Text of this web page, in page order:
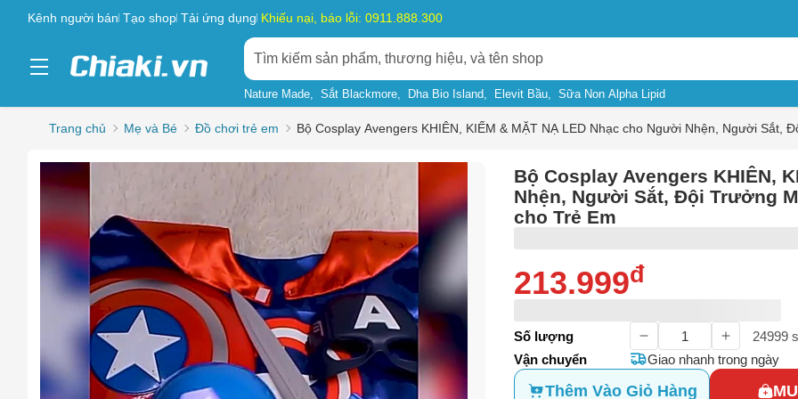
Kênh người bán Tạo shop Tải ứng dụng Khiếu nại, báo lỗi: 0911.888.300
Nature Made Sắt Blackmore Dha Bio Island Elevit Bầu Sữa Non Alpha Lipid
Trang chủ Mẹ và Bé Đồ chơi trẻ em Bộ Cosplay Avengers KHIÊN, KIẾM & MẶT NẠ LED Nhạc cho Người Nhện, Người Sắt,
Bộ Cosplay Avengers KHIÊN,
Nhện, Người Sắt, Đội Trưởng
cho Trẻ Em
213.999đ
Số lượng 24999
Vận chuyển
Giao nhanh trong ngày
Thêm Vào Giỏ Hàng
Chọn lý do
Sản phẩm có dấu hiệu lừa đảo